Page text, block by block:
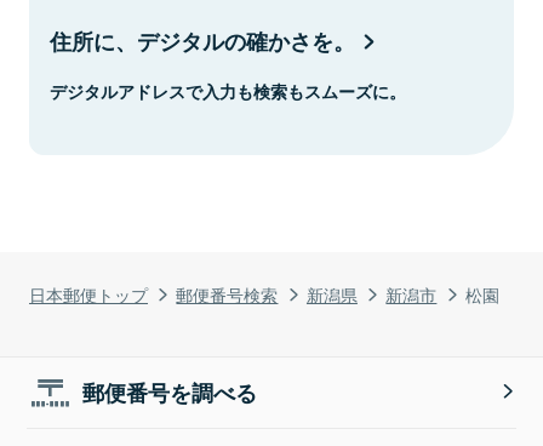
日本郵便トップ 郵便番号検索 新潟県 新潟市 松園
住所に、デジタルの確かさを。
デジタルアドレスで入力も検索もスムーズに。
郵便番号を調べる